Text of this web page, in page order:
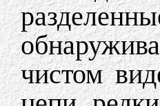
чистом